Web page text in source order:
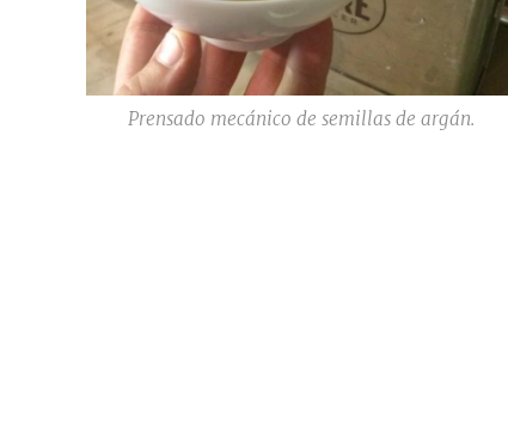
Prensado mecánico de semillas de argán.